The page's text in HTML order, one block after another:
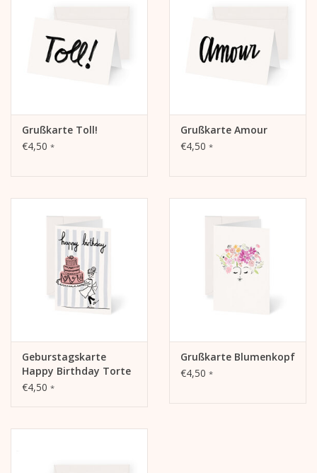
Grußkarte Toll!
€4,50 *
Grußkarte Amour
€4,50 *
Geburstagskarte
Happy Birthday Torte
€4,50 *
Grußkarte Blumenkopf
€4,50 *